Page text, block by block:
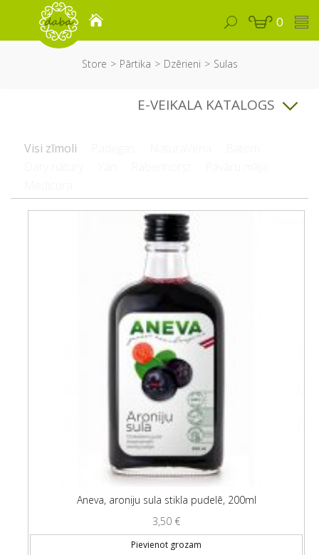
0
Store Pārtika Dzērieni Sulas
E-VEIKALA KATALOGS
Visi zīmoli
Aneva, aroniju sula stikla pudelē, 200ml
3,50 €
Pievienot grozam